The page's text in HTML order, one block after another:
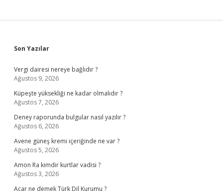
Sidebar
Son Yazılar
Vergi dairesi nereye bağlıdır ?
Ağustos 9, 2026
Küpeşte yüksekliği ne kadar olmalıdır ?
Ağustos 7, 2026
Deney raporunda bulgular nasıl yazılır ?
Ağustos 6, 2026
Avene güneş kremi içeriğinde ne var ?
Ağustos 5, 2026
Amon Ra kimdir kurtlar vadisi ?
Ağustos 3, 2026
Acar ne demek Türk Dil Kurumu ?